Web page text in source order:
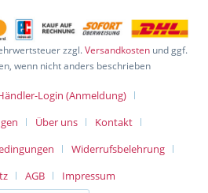
zzgl.Versandkosten und ggf.
wenn nicht anders beschrieben
Login (Anmeldung)
Über uns
Kontakt
Widerrufsbelehrung
AGB Impressum